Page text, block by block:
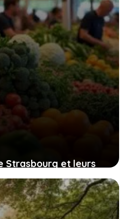
Strasbourg et leurs
regard sur Neuhof,
et Gare